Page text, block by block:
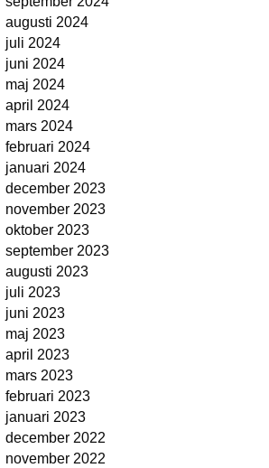
augusti 2024
juli 2024
juni 2024
maj 2024
april 2024
mars 2024
februari 2024
januari 2024
december 2023
november 2023
oktober 2023
september 2023
augusti 2023
juli 2023
juni 2023
maj 2023
april 2023
mars 2023
februari 2023
januari 2023
december 2022
november 2022